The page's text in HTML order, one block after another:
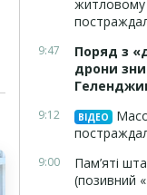
житловому
9:47
Поряд з
дрони
9:12 ВІДЕО
9:00
Пам’яті
(позивний